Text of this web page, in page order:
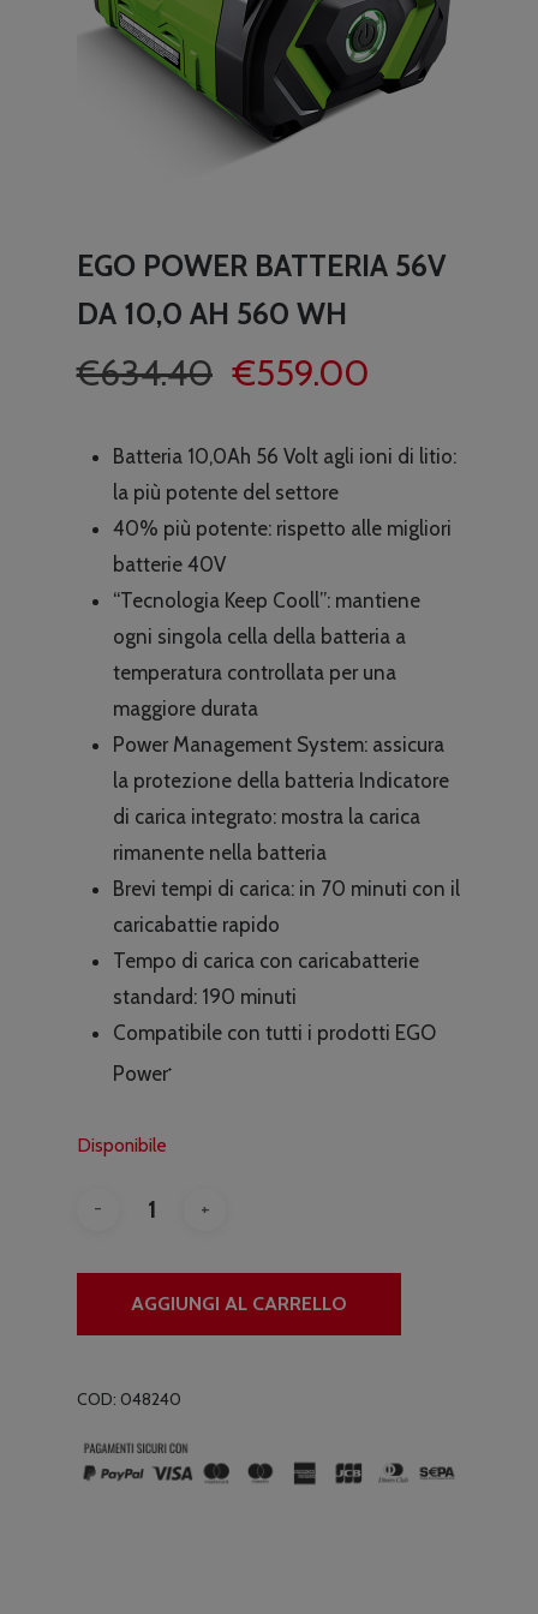
EGO POWER BATTERIA 56V
DA 10,0 AH 560 WH
€634.40 Il
originale
era:
€634.40.
€559.00
attuale
€559.00.
Batteria 10,0Ah 56 Volt agli ioni di litio:
la più potente del settore
40% più potente: rispetto alle migliori
batterie 40V
“Tecnologia Keep Cooll”: mantiene
ogni singola cella della batteria a
temperatura controllata per una
maggiore durata
Power Management System: assicura
la protezione della batteria Indicatore
di carica integrato: mostra la carica
rimanente nella batteria
Brevi tempi di carica: in 70 minuti con il
caricabattie rapido
Tempo di carica con caricabatterie
standard: 190 minuti
Compatibile con tutti i prodotti EGO
Power+
Disponibile
AGGIUNGI AL CARRELLO
COD: 048240